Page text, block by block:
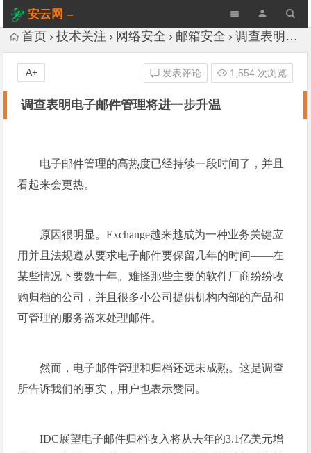
安云网 –
AnYun.ORG
首页 技术关注 网络安全 邮箱安全 调查表明电子邮件管理将进一步升温
调查表明电子邮件管理将进一步升温
发表评论 1,554 次浏览
A+
电子邮件管理的高热度已经持续一段时间了，并且
看起来会更热。
原因很明显。Exchange越来越成为一种业务关键应
用并且法规遵从要求电子邮件要保留几年的时间——在
某些情况下要数十年。难怪那些主要的软件厂商纷纷收
购归档的公司，并且很多小公司提供机构内部的产品和
可管理的服务器来处理邮件。
然而，电子邮件管理和归档还远未成熟。这是调查
所告诉我们的事实，用户也表示赞同。
IDC展望电子邮件归档收入将从去年的3.1亿美元增